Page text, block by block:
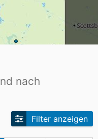
nach
Filter anzeigen